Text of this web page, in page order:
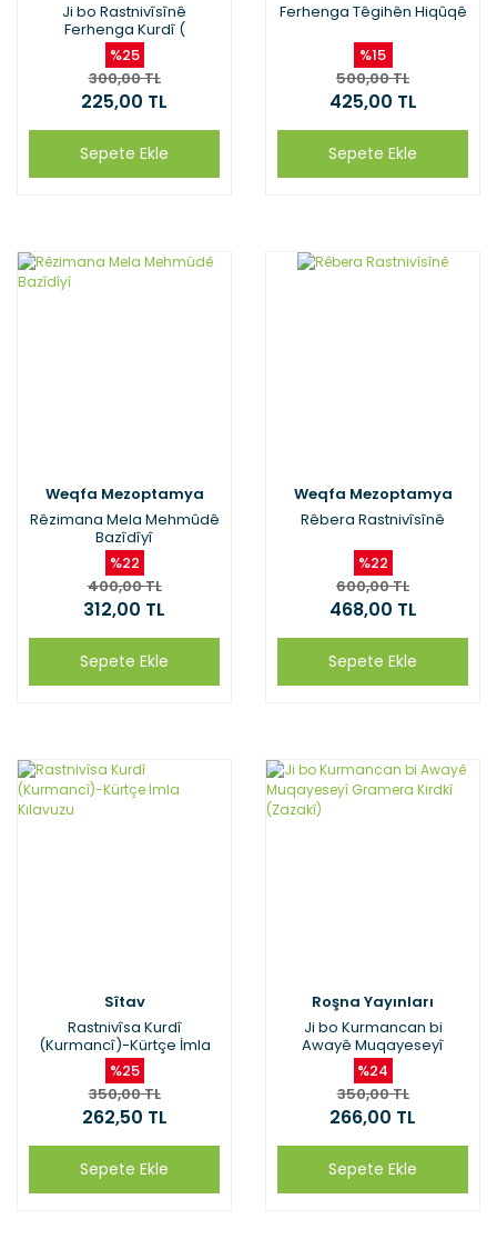
Ji bo Rastnivîsînê
Ferhenga Kurdî (
Kurmancî ) - Tirkî
%25
300,00 TL
225,00 TL
Sepete Ekle
Ferhenga Têgihên Hiqûqê
%15
500,00 TL
425,00 TL
Sepete Ekle
Weqfa Mezoptamya
Rêzimana Mela Mehmûdê
Bazîdîyî
%22
400,00 TL
312,00 TL
Sepete Ekle
Weqfa Mezoptamya
Rêbera Rastnivîsînê
%22
600,00 TL
468,00 TL
Sepete Ekle
Sîtav
Rastnivîsa Kurdî
(Kurmancî)-Kürtçe İmla
Kılavuzu
%25
350,00 TL
262,50 TL
Sepete Ekle
Roşna Yayınları
Ji bo Kurmancan bi
Awayê Muqayeseyî
Gramera Kirdkî (Zazakî)
%24
350,00 TL
266,00 TL
Sepete Ekle